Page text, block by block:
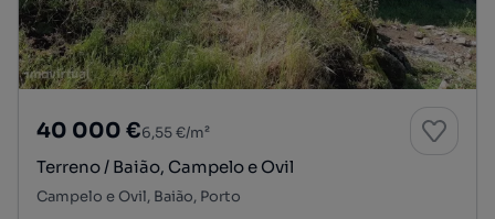
40 000 €6,55 €/m²
Terreno / Baião, Campelo e Ovil
Campelo e Ovil, Baião, Porto